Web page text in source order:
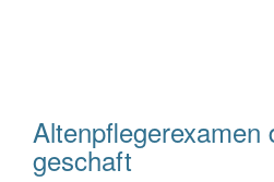
Altenpflegerexamen
geschaft